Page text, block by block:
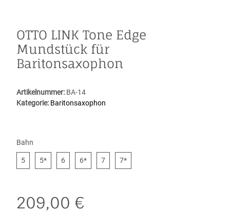
OTTO LINK Tone Edge
Mundstück für
Baritonsaxophon
Artikelnummer: BA-14
Kategorie: Baritonsaxophon
Bahn
55 5*5* 66 6*6* 77 7*7*
209,00 €